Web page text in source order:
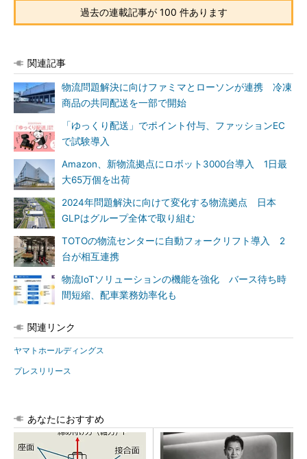
過去の連載記事が 100 件あります
関連記事
物流問題解決に向けファミマとローソンが連携 冷凍
商品の共同配送を一部で開始
「ゆっくり配送」でポイント付与、ファッションEC
で試験導入
Amazon、新物流拠点にロボット3000台導入 1日最
大65万個を出荷
2024年問題解決に向けて変化する物流拠点 日本
GLPはグループ全体で取り組む
TOTOの物流センターに自動フォークリフト導入 2
台が相互連携
物流IoTソリューションの機能を強化 バース待ち時
間短縮、配車業務効率化も
関連リンク
ヤマトホールディングス
プレスリリース
あなたにおすすめ